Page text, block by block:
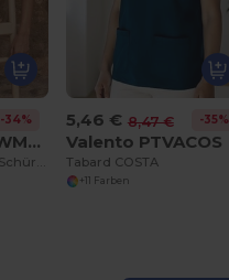
-34%
Westford mill WM364
5,46 € 8,47 € -35%
Valento PTVACOS
Tabard COSTA
+11 Farben